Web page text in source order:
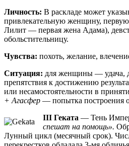
Личность: В раскладе может
привлекательную женщину,
Лилит — первая жена Адама),
обольстительницу.
Чувства: похоть, желание,
Ситуация: для женщины —
препятствия к достижению
или несамостоятельности в
+ Агасфер — попытка построения
III Геката — Тень
спешат на помощь».
Лунный цикл (месячный срок).